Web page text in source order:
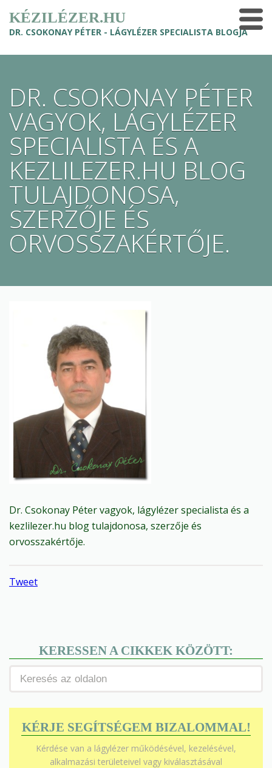
KÉZILÉZER.HU
DR. CSOKONAY PÉTER - LÁGYLÉZER SPECIALISTA BLOGJA
DR. CSOKONAY PÉTER
VAGYOK, LÁGYLÉZER
SPECIALISTA ÉS A
KEZLILEZER.HU BLOG
TULAJDONOSA,
SZERZŐJE ÉS
ORVOSSZAKÉRTŐJE.
Dr. Csokonay Péter vagyok, lágylézer specialista és a
kezlilezer.hu blog tulajdonosa, szerzője és
orvosszakértője.
Tweet
KERESSEN A CIKKEK KÖZÖTT:
KÉRJE SEGÍTSÉGEM BIZALOMMAL!
Kérdése van a lágylézer működésével, kezelésével,
alkalmazási területeivel vagy kiválasztásával